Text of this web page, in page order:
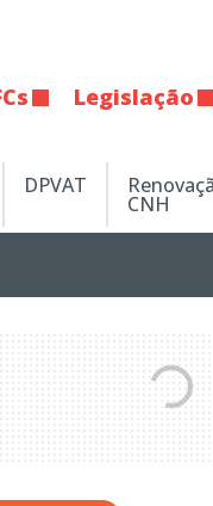
Legislação
DPVAT
CNH